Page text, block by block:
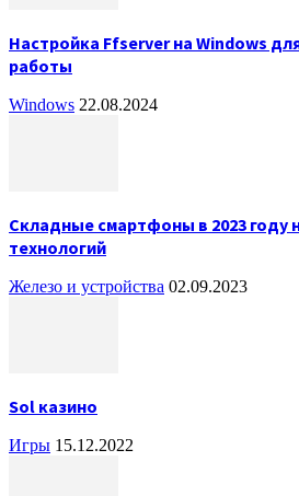
Настройка Ffserver на Windows
работы
Windows 22.08.2024
Складные смартфоны в 2023 году
технологий
Железо и устройства 02.09.2023
Sol казино
Игры 15.12.2022